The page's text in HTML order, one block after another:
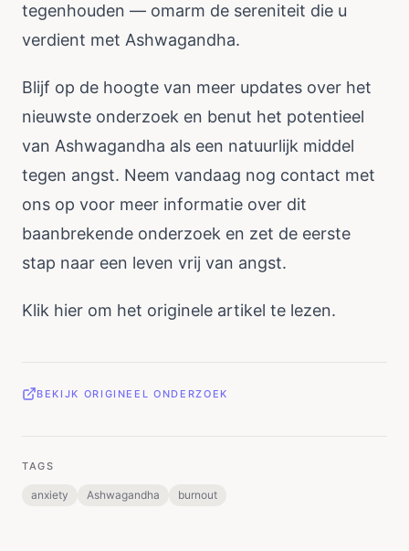
tegenhouden — omarm de sereniteit die u
verdient met Ashwagandha.
Blijf op de hoogte van meer updates over het
nieuwste onderzoek en benut het potentieel
van Ashwagandha als een natuurlijk middel
tegen angst. Neem vandaag nog contact met
ons op voor meer informatie over dit
baanbrekende onderzoek en zet de eerste
stap naar een leven vrij van angst.
Klik hier om het originele artikel te lezen.
BEKIJK ORIGINEEL ONDERZOEK
TAGS
anxiety Ashwagandha burnout